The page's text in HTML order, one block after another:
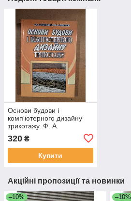
Основи будови і
комп'ютерного дизайну
трикотажу. Ф. А.
Бухонька. Київ 2007 рік
320 ₴
Купити
Акційні пропозиції та новинки
–10% –10%